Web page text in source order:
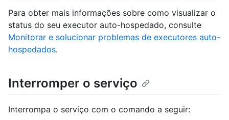
Para obter mais informações sobre como visualizar o
status do seu executor auto-hospedado, consulte
Monitorar e solucionar problemas de executores auto-
hospedados.
Interromper o serviço
Interrompa o serviço com o comando a seguir: